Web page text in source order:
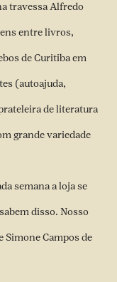
travessa Alfredo
entre livros,
de Curitiba em
(autoajuda,
de literatura
grande variedade
semana a loja se
disso. Nosso
Simone Campos de